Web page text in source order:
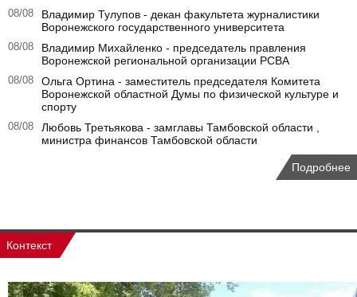
08/08
Владимир Тулупов - декан факультета журналистики
Воронежского государственного университета
08/08
Владимир Михайленко - председатель правления
Воронежской региональной организации РСВА
08/08
Ольга Ортина - заместитель председателя Комитета
Воронежской областной Думы по физической культуре и
спорту
08/08
Любовь Третьякова - замглавы Тамбовской области ,
министра финансов Тамбовской области
Подробнее
Контекст